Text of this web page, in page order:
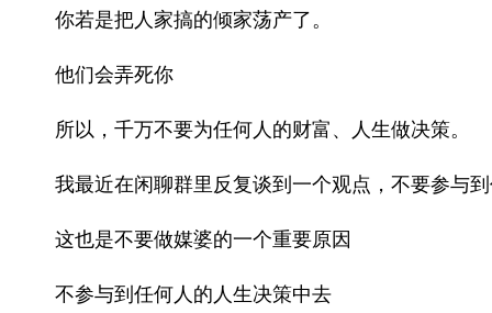
你若是把人家搞的倾家荡产了。
他们会弄死你
所以，千万不要为任何人的财富、人生做决策。
我最近在闲聊群里反复谈到一个观点，不要参与
这也是不要做媒婆的一个重要原因
不参与到任何人的人生决策中去